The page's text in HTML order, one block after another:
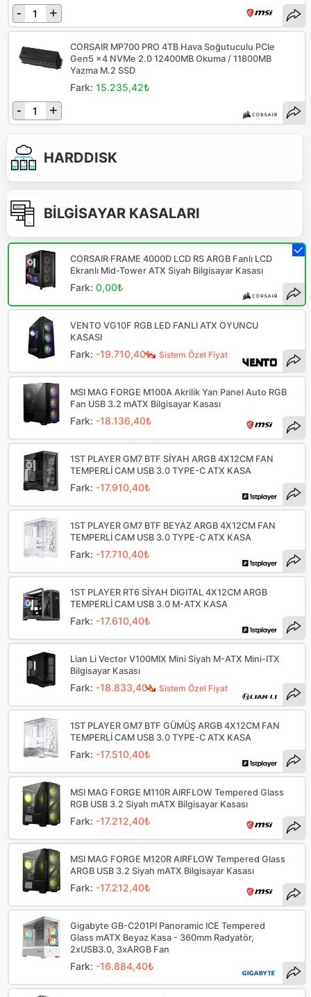
- +
CORSAIR MP700 PRO 4TB Hava Soğutuculu PCIe
Gen5 x4 NVMe 2.0 12400MB Okuma / 11800MB
Yazma M.2 SSD
Fark:15.235,42₺
- +
HARDDISK
BİLGİSAYAR KASALARI
CORSAIR FRAME 4000D LCD RS ARGB Fanlı LCD
Ekranlı Mid-Tower ATX Siyah Bilgisayar Kasası
Fark:0,00₺
Sistem Özel Fiyat
VENTO VG10F RGB LED FANLI ATX OYUNCU
KASASI
Fark: -19.710,40₺
MSI MAG FORGE M100A Akrilik Yan Panel Auto RGB
Fan USB 3.2 mATX Bilgisayar Kasası
Fark: -18.136,40₺
1ST PLAYER GM7 BTF SİYAH ARGB 4X12CM FAN
TEMPERLİ CAM USB 3.0 TYPE-C ATX KASA
Fark: -17.910,40₺
1ST PLAYER GM7 BTF BEYAZ ARGB 4X12CM FAN
TEMPERLİ CAM USB 3.0 TYPE-C ATX KASA
Fark: -17.710,40₺
1ST PLAYER RT6 SİYAH DIGITAL 4X12CM ARGB
TEMPERLİ CAM USB 3.0 M-ATX KASA
Fark: -17.610,40₺
Sistem Özel Fiyat
Lian Li Vector V100MIX Mini Siyah M-ATX Mini-ITX
Bilgisayar Kasası
Fark: -18.833,40₺
1ST PLAYER GM7 BTF GÜMÜŞ ARGB 4X12CM FAN
TEMPERLİ CAM USB 3.0 TYPE-C ATX KASA
Fark: -17.510,40₺
MSI MAG FORGE M110R AIRFLOW Tempered Glass
RGB USB 3.2 Siyah mATX Bilgisayar Kasası
Fark: -17.212,40₺
MSI MAG FORGE M120R AIRFLOW Tempered Glass
ARGB USB 3.2 Siyah mATX Bilgisayar Kasası
Fark: -17.212,40₺
Gigabyte GB-C201PI Panoramic ICE Tempered
Glass mATX Beyaz Kasa - 360mm Radyatör,
2xUSB3.0, 3xARGB Fan
Fark: -16.884,40₺